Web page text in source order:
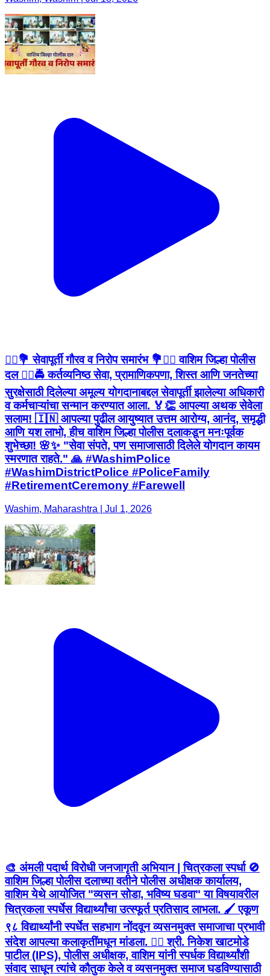
👮‍♂️💐 सेवापूर्ती गौरव व निरोप समारंभ 💐👮‍♀️ वाशिम जिल्हा पोलीस
दल 👮‍♂️🚔 कर्तव्यनिष्ठ सेवा, प्रामाणिकपणा, शिस्त आणि जनतेच्या
सुरक्षेसाठी दिलेल्या अमूल्य योगदानाबद्दल सेवापूर्ती झालेल्या अधिकारी
व कर्मचाऱ्यांचा सन्मान करण्यात आला. 🏅👏 आपल्या अथक सेवेला
सलाम! 🇮🇳 आपल्या पुढील आयुष्यात उत्तम आरोग्य, आनंद, समृद्धी
आणि यश लाभो, हीच वाशिम जिल्हा पोलीस दलाकडून मनःपूर्वक
शुभेच्छा! 🌸✨ "सेवा संपते, पण समाजासाठी दिलेले योगदान कायम
स्मरणात राहते." 🙏 #WashimPolice
#WashimDistrictPolice #PoliceFamily
#RetirementCeremony #Farewell
Washim, Maharashtra | Jul 1, 2026
🎨 अंमली पदार्थ विरोधी जनजागृती अभियान | चित्रकला स्पर्धा 🚫
वाशिम जिल्हा पोलीस दलाच्या वतीने पोलीस अधीक्षक कार्यालय,
वाशिम येथे आयोजित "व्यसन सोडा, भविष्य घडवा" या विषयावरील
चित्रकला स्पर्धेस विद्यार्थ्यांचा उत्स्फूर्त प्रतिसाद लाभला. 🖌️ एकूण
९८ विद्यार्थ्यांनी स्पर्धेत सहभाग नोंदवून व्यसनमुक्त समाजाचा प्रभावी
संदेश आपल्या कलाकृतींमधून मांडला. 👮‍♂️ श्री. निकेश खाटमोडे
पाटील (IPS), पोलीस अधीक्षक, वाशिम यांनी स्पर्धक विद्यार्थ्यांशी
संवाद साधून त्यांचे कौतुक केले व व्यसनमुक्त समाज घडविण्यासाठी